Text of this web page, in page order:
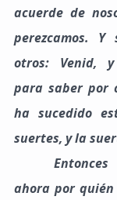
acuerde de
perezcamos.
otros: Venid, y
para saber por
ha sucedido
suertes, y la
	Entonces le dijeron: Dinos
ahora por